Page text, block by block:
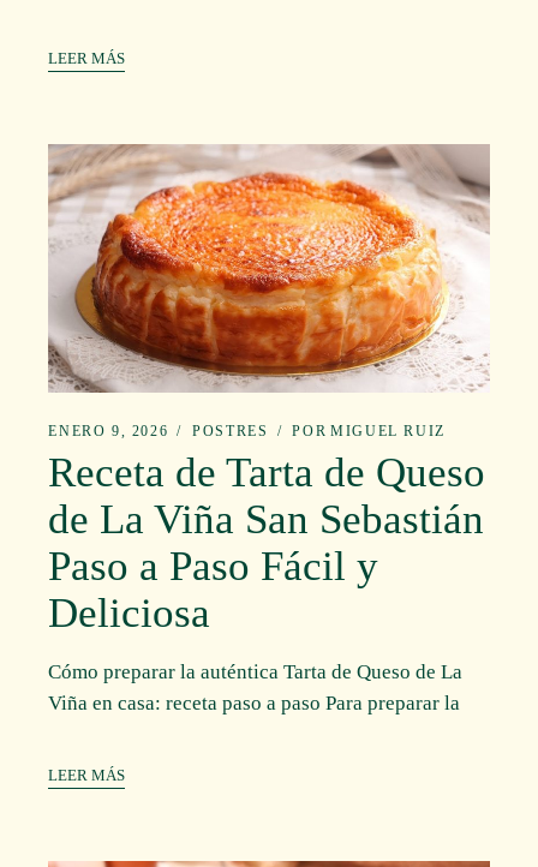
LEER MÁS
ENERO 9, 2026 POSTRES POR MIGUEL RUIZ
Receta de Tarta de Queso
de La Viña San Sebastián
Paso a Paso Fácil y
Deliciosa
Cómo preparar la auténtica Tarta de Queso de La
Viña en casa: receta paso a paso Para preparar la
LEER MÁS